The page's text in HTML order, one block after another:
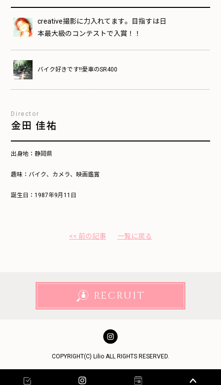
creative撮影に力入れてます。目指すは日
本最大級のコンテストで入賞！！
バイク好きです!!愛車のSR400
Director
金田 佳祐
出身地：静岡県
趣味：バイク、カメラ、映画鑑賞
誕生日：1987年9月11日
<< 前の記事 一覧に戻る
RECRUIT
COPYRIGHT(C) Lilio ALL RIGHTS RESERVED.